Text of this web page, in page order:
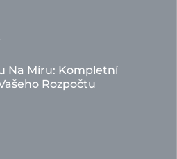
Na Míru: Kompletní
Rozpočtu